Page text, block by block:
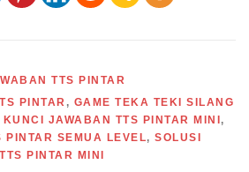
TTS PINTAR
PINTAR , GAME TEKA TEKI SILANG
KUNCI JAWABAN TTS PINTAR MINI ,
PINTAR SEMUA LEVEL, SOLUSI
PINTAR MINI